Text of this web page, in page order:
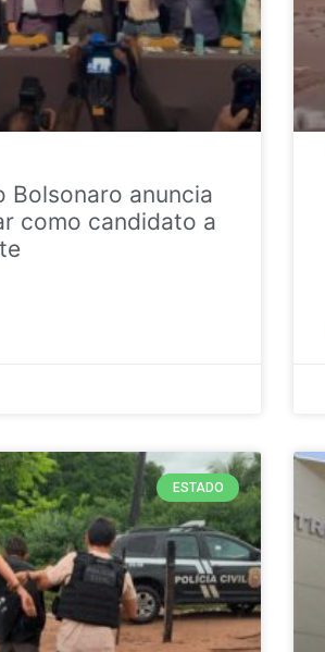
Bolsonaro anuncia
como candidato a
ESTADO